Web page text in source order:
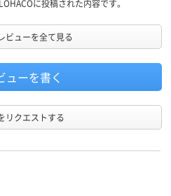
に投稿された内容です。
ビューを全て見る
ューを書く
リクエストする